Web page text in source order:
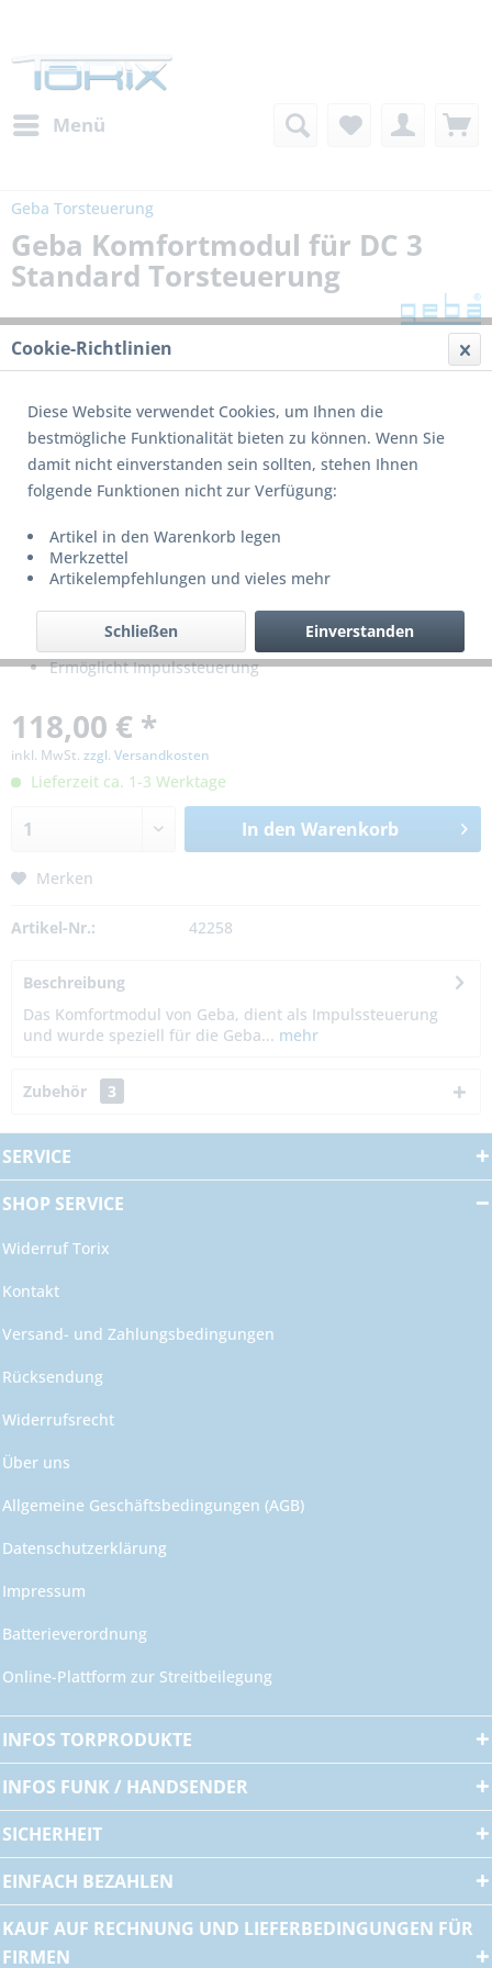
Menü
Geba Torsteuerung
Geba Komfortmodul für DC 3
Standard Torsteuerung
Für Geba Torsteuerung DC 3 Standard 400V
Ermöglicht Impulssteuerung
118,00 € *
inkl. MwSt. zzgl. Versandkosten
Lieferzeit ca. 1-3 Werktage
In den Warenkorb
Merken
Artikel-Nr.: 42258
Beschreibung
Das Komfortmodul von Geba, dient als Impulssteuerung
und wurde speziell für die Geba... mehr
Zubehör 3
SERVICE
SHOP SERVICE
Widerruf Torix
Kontakt
Versand- und Zahlungsbedingungen
Rücksendung
Widerrufsrecht
Über uns
Allgemeine Geschäftsbedingungen (AGB)
Datenschutzerklärung
Impressum
Batterieverordnung
Online-Plattform zur Streitbeilegung
INFOS TORPRODUKTE
INFOS FUNK / HANDSENDER
SICHERHEIT
EINFACH BEZAHLEN
KAUF AUF RECHNUNG UND LIEFERBEDINGUNGEN FÜR
FIRMEN
Cookie-Richtlinien
Diese Website verwendet Cookies, um Ihnen die
bestmögliche Funktionalität bieten zu können. Wenn Sie
damit nicht einverstanden sein sollten, stehen Ihnen
folgende Funktionen nicht zur Verfügung:
Artikel in den Warenkorb legen
Merkzettel
Artikelempfehlungen und vieles mehr
Einverstanden
Schließen